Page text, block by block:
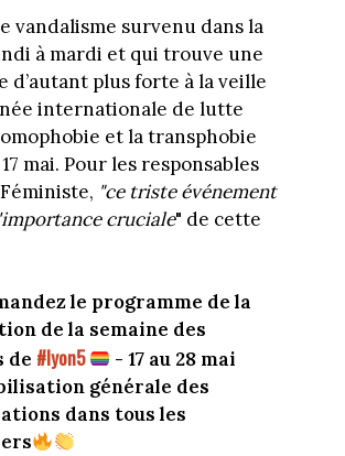
vandalisme survenu dans la
à mardi et qui trouve une
d’autant plus forte à la veille
internationale de lutte
et la transphobie
mai. Pour les responsables
"ce triste événement
cruciale" de cette
le programme de la
de la semaine des
de #lyon5
- 17 au 28 mai
générale des
dans tous les